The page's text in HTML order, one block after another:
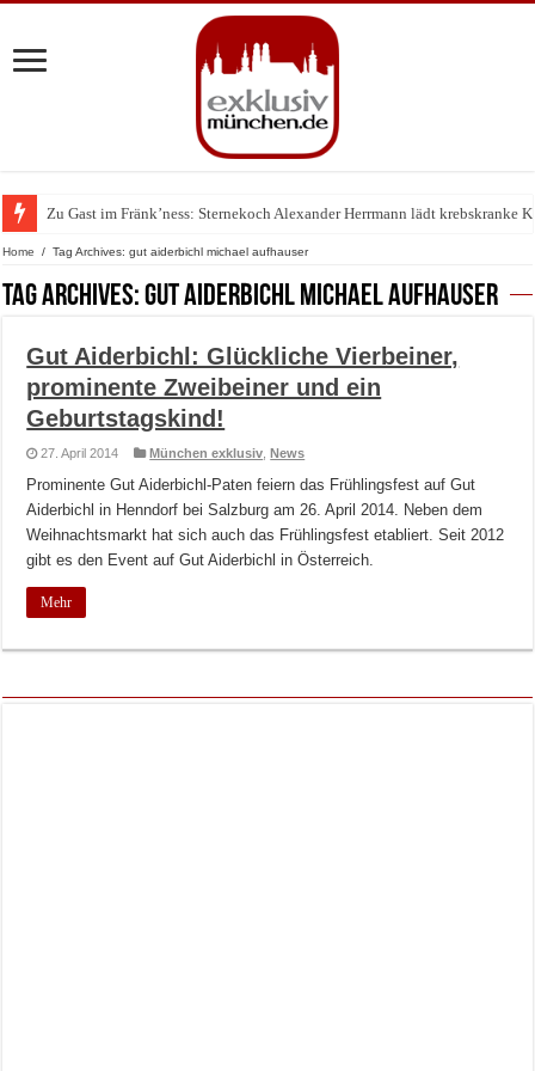
Zu Gast im Fränk’ness: Sternekoch Alexander Herrmann lädt krebskranke
Home / Tag Archives: gut aiderbichl michael aufhauser
Tag Archives:gut aiderbichl michael aufhauser
Gut Aiderbichl: Glückliche Vierbeiner,
prominente Zweibeiner und ein
Geburtstagskind!
27. April 2014 München exklusiv ,News
Prominente Gut Aiderbichl-Paten feiern das Frühlingsfest auf Gut
Aiderbichl in Henndorf bei Salzburg am 26. April 2014. Neben dem
Weihnachtsmarkt hat sich auch das Frühlingsfest etabliert. Seit 2012
gibt es den Event auf Gut Aiderbichl in Österreich.
Mehr